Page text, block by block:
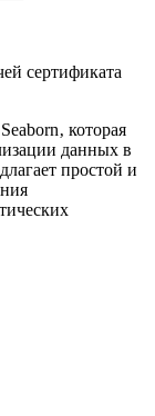
которая
данных в
простой и